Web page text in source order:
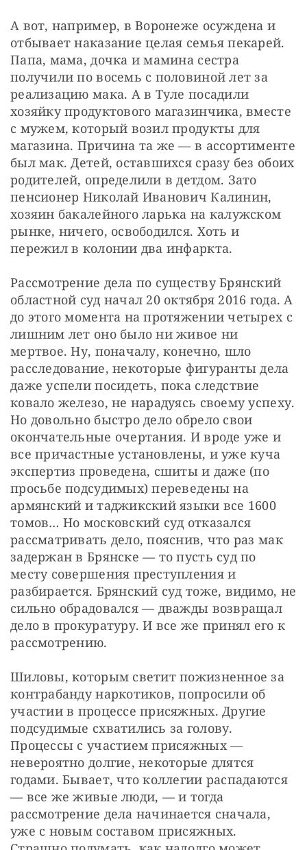
А вот, например, в Воронеже осуждена и
отбывает наказание целая семья пекарей.
Папа, мама, дочка и мамина сестра
получили по восемь с половиной лет за
реализацию мака. А в Туле посадили
хозяйку продуктового магазинчика, вместе
с мужем, который возил продукты для
магазина. Причина та же — ​в ассортименте
был мак. Детей, оставшихся сразу без обоих
родителей, определили в детдом. Зато
пенсионер Николай Иванович Калинин,
хозяин бакалейного ларька на калужском
рынке, ничего, освободился. Хоть и
пережил в колонии два инфаркта.
Рассмотрение дела по существу Брянский
областной суд начал 20 октября 2016 года. А
до этого момента на протяжении четырех с
лишним лет оно было ни живое ни
мертвое. Ну, поначалу, конечно, шло
расследование, некоторые фигуранты дела
даже успели посидеть, пока следствие
ковало железо, не нарадуясь своему успеху.
Но довольно быстро дело обрело свои
окончательные очертания. И вроде уже и
все причастные установлены, и уже куча
экспертиз проведена, сшиты и даже (по
просьбе подсудимых) переведены на
армянский и таджикский языки все 1600
томов… Но московский суд отказался
рассматривать дело, пояснив, что раз мак
задержан в Брянске — ​то пусть суд по
месту совершения преступления и
разбирается. Брянский суд тоже, видимо, не
сильно обрадовался — ​дважды возвращал
дело в прокуратуру. И все же принял его к
рассмотрению.
Шиловы, которым светит пожизненное за
контрабанду наркотиков, попросили об
участии в процессе присяжных. Другие
подсудимые схватились за голову.
Процессы с участием присяжных — ​
невероятно долгие, некоторые длятся
годами. Бывает, что коллегии распадаются
— ​все же живые люди, — ​и тогда
рассмотрение дела начинается сначала,
уже с новым составом присяжных.